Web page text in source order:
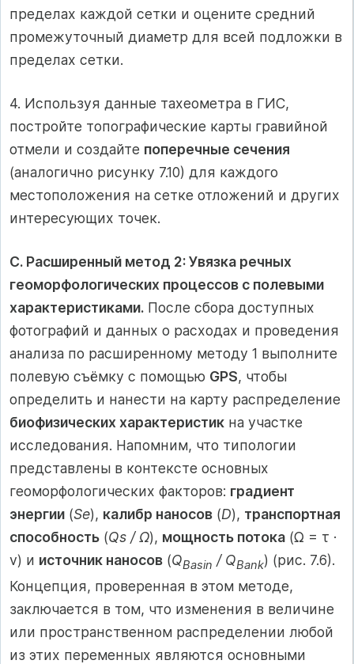
пределах каждой сетки и оцените средний
промежуточный диаметр для всей подложки в
пределах сетки.
4. Используя данные тахеометра в ГИС,
постройте топографические карты гравийной
отмели и создайте поперечные сечения
(аналогично рисунку 7.10) для каждого
местоположения на сетке отложений и других
интересующих точек.
C. Расширенный метод 2: Увязка речных
геоморфологических процессов с полевыми
характеристиками. После сбора доступных
фотографий и данных о расходах и проведения
анализа по расширенному методу 1 выполните
полевую съёмку с помощью GPS, чтобы
определить и нанести на карту распределение
биофизических характеристик на участке
исследования. Напомним, что типологии
представлены в контексте основных
геоморфологических факторов: градиент
энергии (Se), калибр наносов (D), транспортная
способность (Qs / Ω), мощность потока (Ω = τ ·
v) и источник наносов (QBasin / QBank) (рис. 7.6).
Концепция, проверенная в этом методе,
заключается в том, что изменения в величине
или пространственном распределении любой
из этих переменных являются основными